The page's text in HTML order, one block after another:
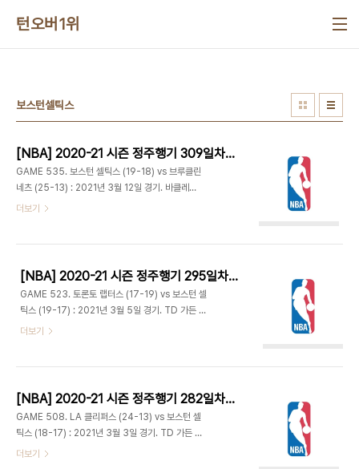
턴오버1위
보스턴셀틱스
[NBA] 2020-21 시즌 정주행기 309일차 (2021.10.27)
GAME 535. 보스턴 셀틱스 (19-18) vs 브루클린
네츠 (25-13) : 2021년 3월 12일 경기. 바클레이
스 센터 - 보스턴은 마커스 스마트 컴백. 브루클린은
많은 틈을 타 17-8 리드. 랜드리 샤멧이 들어와 백투
백 3점 넣으며 19-16. 하지만 제일런 브라운의 3점
플레이, 페이튼 프리차드의 3점 등으로 보스턴이 10
점차 이상 앞서갔다. 29-23 1쿼터 종료. - 브루클린
의 슛이 살아나면서 추격. 카이리 어빙의 점퍼로
어빙 3점 플레이에 3점 꽂으며 45-51. 보스턴은
더보기
[NBA] 2020-21 시즌 정주행기 295일차 (2021.10.13)
GAME 523. 토론토 랩터스 (17-19) vs 보스턴 셀
틱스 (19-17) : 2021년 3월 5일 경기. TD 가든 -
5명이 안전 프로토콜로 빠진 토론토는 디안드레 벰
휘. - 주전들이 대거 빠진 토론토야 수비가 약해지는
것이 당연한데, 보스턴마저 점수를 쉽게 내주며 양팀
초반부터 득점 대결을 펼쳤다. 처음에는 보스턴이 기
세를 올리다 노먼 파웰의 3점으로 21-20 역전. 벤
치에서 나온 크리스 부셰도 3점 2개 넣으며 30-
더보기
[NBA] 2020-21 시즌 정주행기 282일차 (2021.09.30)
GAME 508. LA 클리퍼스 (24-13) vs 보스턴 셀
틱스 (18-17) : 2021년 3월 3일 경기. TD 가든 -
카와이 레너드는 경기 전 연습 때는 나왔지만 등 통증
더보기